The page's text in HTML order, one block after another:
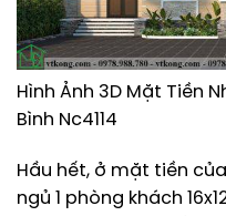
Hình Ảnh 3D Mặt Tiền
Bình Nc4114
Hầu hết, ở mặt tiền
ngủ 1 phòng khách